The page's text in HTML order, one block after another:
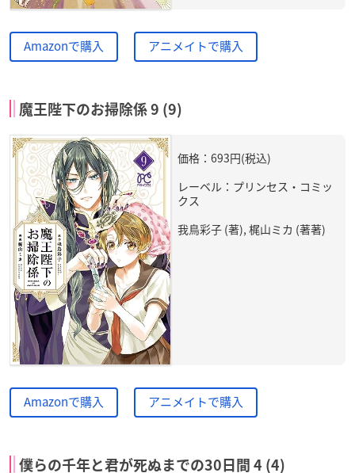
Amazonで購入 アニメイトで購入
魔王陛下のお掃除係 9 (9)
価格：693円(税込)
レーベル：プリンセス・コミッ
クス
我鳥彩子 (著), 梶山ミカ (著著)
Amazonで購入 アニメイトで購入
僕らの千年と君が死ぬまでの30日間 4 (4)